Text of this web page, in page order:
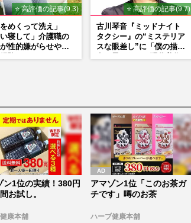
⭐ 高評価の記事(9.3)
をめくって洗え」
い寝して」介護職の
性的嫌がらせや暴
⭐ 高評価の記事(9.7)
古川琴音『ミッドナイト
タクシー』の“ミステリア
スな眼差し”に「僕の描く
ン1位の実績！380円
お試し。
康本舗
アマゾン1位「このお茶ガ
チです」噂のお茶
ハーブ健康本舗